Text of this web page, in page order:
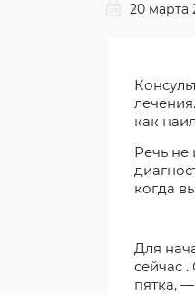
20 марта
лечения.
как
Речь не
когда
Для
сейчас .
пятка,